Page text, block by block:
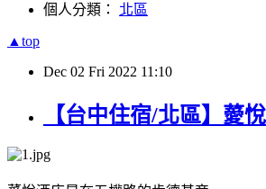
個人分類： 北區
▲top
Dec 02 Fri 2022 11:10
【台中住宿/北區】薆